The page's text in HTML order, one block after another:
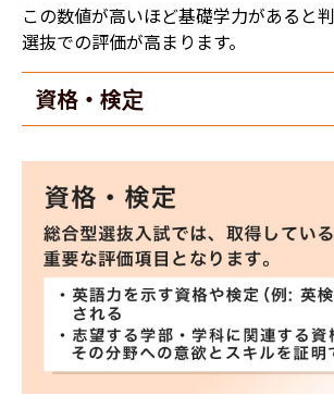
この数値が高いほど基礎学力があると
選抜での評価が高まります。
資格・検定